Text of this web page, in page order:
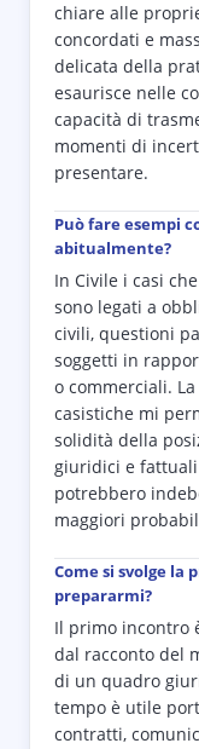
chiare alle
concordati e
delicata della
esaurisce nelle
capacità di
momenti di
presentare.
Può fare esempi
abitualmente?
In Civile i casi
sono legati a
civili, questioni
soggetti in
o commerciali.
casistiche mi
solidità della
giuridici e fattuali
potrebbero
maggiori
Come si svolge la
prepararmi?
Il primo incontro
dal racconto del
di un quadro
tempo è utile
contratti,